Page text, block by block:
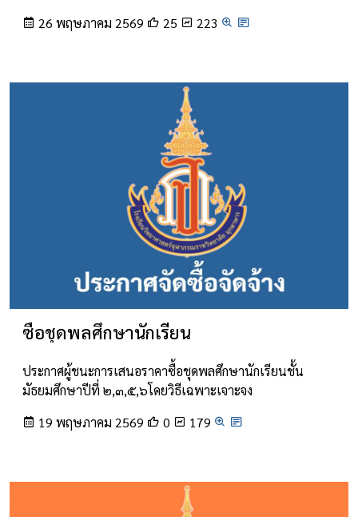
26 พฤษภาคม 2569
25 223
ซื้อชุดพลศึกษานักเรียน
ประกาศผู้ชนะการเสนอราคาซื้อชุดพลศึกษานักเรียนชั้น
มัธยมศึกษาปีที่ ๒,๓,๕,๖โดยวิธีเฉพาะเจาะจง
19 พฤษภาคม 2569
0 179